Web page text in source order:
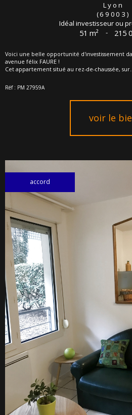
Lyon
(69003)
Idéal investisseur ou
51 m² - 215
Voici une belle opportunité d'investissement
avenue félix FAURE !
Cet appartement situé au rez-de-chaussée,
Réf : PM 27959A
voir le
accord